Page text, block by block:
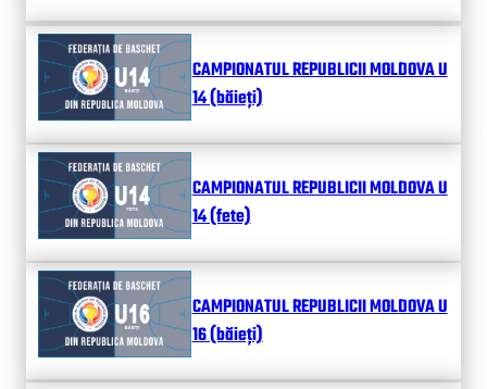
CAMPIONATUL REPUBLICII MOLDOVA U
14 (băieți)
CAMPIONATUL REPUBLICII MOLDOVA U
14 (fete)
CAMPIONATUL REPUBLICII MOLDOVA U
16 (băieți)